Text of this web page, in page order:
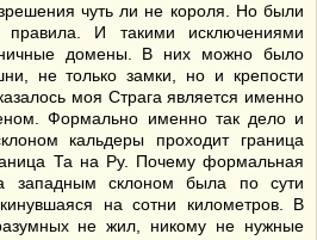
чуть ли не короля. Но были
правила. И такими исключениями
домены. В них можно было
не только замки, но и крепости
моя Страга является именно
Формально именно так дело и
кальдеры проходит граница
Та на Ру. Почему формальная
западным склоном была по сути
на сотни километров. В
не жил, никому не нужные